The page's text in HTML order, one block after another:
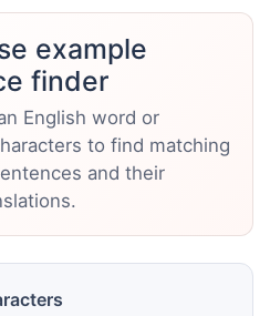
example
finder
English word or
to find matching
and their